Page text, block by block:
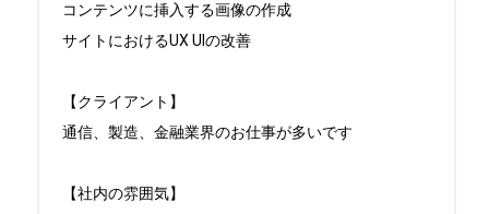
コンテンツに挿入する画像の作成
サイトにおけるUX UIの改善
【クライアント】
通信、製造、金融業界のお仕事が多いです
【社内の雰囲気】